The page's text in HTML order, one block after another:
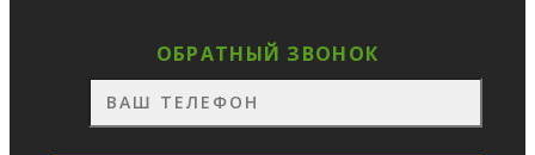
ОБРАТНЫЙ ЗВОНОК